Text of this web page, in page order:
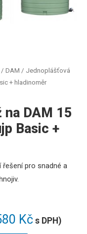
DAM / Jednoplášťová
+ hladinoměr
DAM 15
Basic +
Kč s DPH)
řešení pro snadné a
.